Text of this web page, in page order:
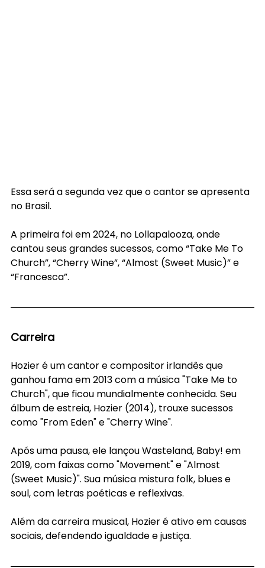
Essa será a segunda vez que o cantor se apresenta
no Brasil.
A primeira foi em 2024, no Lollapalooza, onde
cantou seus grandes sucessos, como “Take Me To
Church”, “Cherry Wine”, “Almost (Sweet Music)” e
“Francesca”.
Carreira
Hozier é um cantor e compositor irlandês que
ganhou fama em 2013 com a música "Take Me to
Church", que ficou mundialmente conhecida. Seu
álbum de estreia, Hozier (2014), trouxe sucessos
como "From Eden" e "Cherry Wine".
Após uma pausa, ele lançou Wasteland, Baby! em
2019, com faixas como "Movement" e "Almost
(Sweet Music)". Sua música mistura folk, blues e
soul, com letras poéticas e reflexivas.
Além da carreira musical, Hozier é ativo em causas
sociais, defendendo igualdade e justiça.